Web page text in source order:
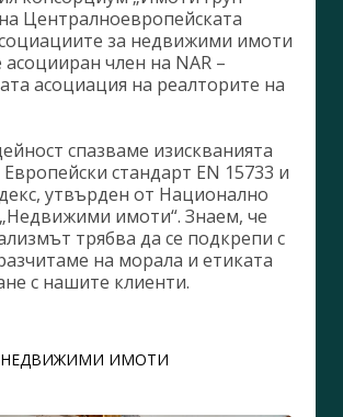
Централноевропейската
за недвижими имоти
асоцииран член на NAR –
асоциация на реалторите на
спазваме изискванията
стандарт EN 15733 и
утвърден от Национално
имоти“. Знаем, че
трябва да се подкрепи с
на морала и етиката
с нашите клиенти.
НЕДВИЖИМИ ИМОТИ